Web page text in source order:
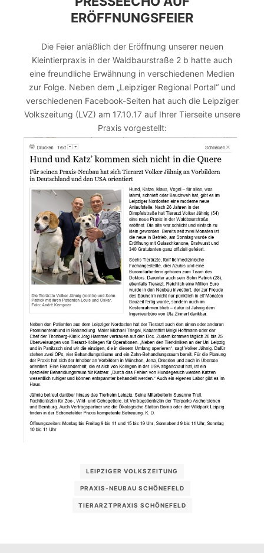
ERÖFFNUNGSFEIER
Die Feier anläßlich der Eröffnung unserer neuen
Kleintierpraxis in der Waldbaurstraße 2 b hatte auch
eine freundliche Erwähnung in verschiedenen Medien
zur Folge. Neben dem „Leipziger Regional Portal“ und
verschiedenen Facebook-Seiten hat auch die Leipziger
Volkszeitung (LVZ) am 17.10.17 auf Ihrer Tierseite unsere
Praxis vorgestellt:
LEIPZIGER VOLKSZEITUNG
PRAXIS-NEUBAU SCHÖNEFELD
TIERARZTPRAXIS SCHÖNEFELD